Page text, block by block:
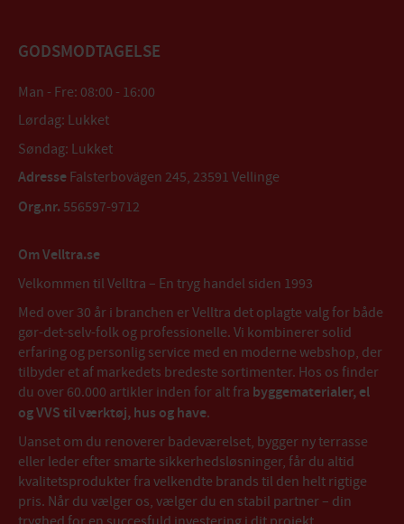
GODSMODTAGELSE
Man - Fre: 08:00 - 16:00
Lørdag: Lukket
Søndag: Lukket
Adresse Falsterbovägen 245, 23591 Vellinge
Org.nr. 556597-9712
Om Velltra.se
Velkommen til Velltra – En tryg handel siden 1993
Med over 30 år i branchen er Velltra det oplagte valg for både
gør-det-selv-folk og professionelle. Vi kombinerer solid
erfaring og personlig service med en moderne webshop, der
tilbyder et af markedets bredeste sortimenter. Hos os finder
du over 60.000 artikler inden for alt fra byggematerialer, el
og VVS til værktøj, hus og have.
Uanset om du renoverer badeværelset, bygger ny terrasse
eller leder efter smarte sikkerhedsløsninger, får du altid
kvalitetsprodukter fra velkendte brands til den helt rigtige
pris. Når du vælger os, vælger du en stabil partner – din